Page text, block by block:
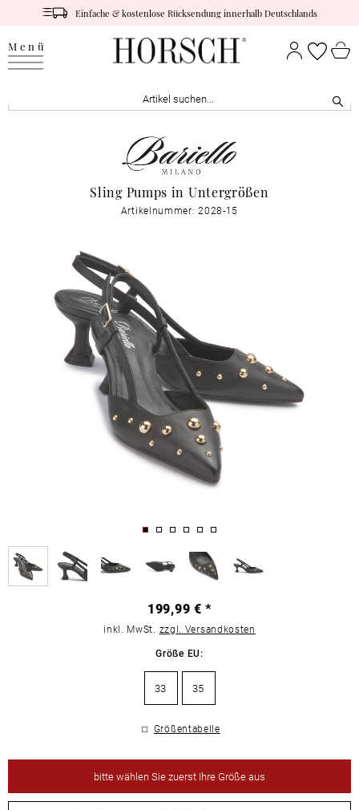
Einfache & kostenlose Rücksendung innerhalb Deutschlands
Menü
Sling Pumps in Untergrößen
Artikelnummer: 2028-15
199,99 € *
inkl. MwSt. zzgl. Versandkosten
Größe EU:
33 35
Größentabelle
bittewählen Sie zuerst Ihre Größe aus